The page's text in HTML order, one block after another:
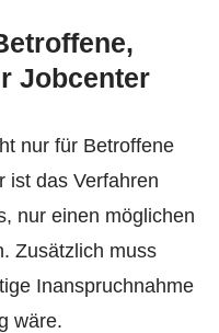
Jobcenter
nur für Betroffene
ist das Verfahren
nur einen möglichen
Zusätzlich muss
Inanspruchnahme
wäre.